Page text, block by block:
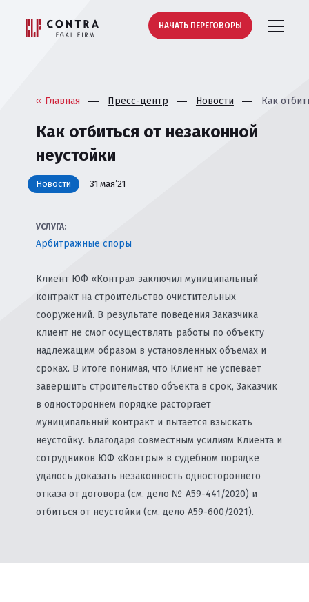
НАЧАТЬ ПЕРЕГОВОРЫ
Главная Пресс-центр Новости Как
Как отбиться от незаконной
неустойки
Новости 31 мая’21
УСЛУГА:
Арбитражные споры
Клиент ЮФ «Контра» заключил муниципальный
контракт на строительство очистительных
сооружений. В результате поведения Заказчика
клиент не смог осуществлять работы по объекту
надлежащим образом в установленных объемах и
сроках. В итоге понимая, что Клиент не успевает
завершить строительство объекта в срок, Заказчик
в одностороннем порядке расторгает
муниципальный контракт и пытается взыскать
неустойку. Благодаря совместным усилиям Клиента и
сотрудников ЮФ «Контры» в судебном порядке
удалось доказать незаконность одностороннего
отказа от договора (см. дело № А59-441/2020) и
отбиться от неустойки (см. дело А59-600/2021).